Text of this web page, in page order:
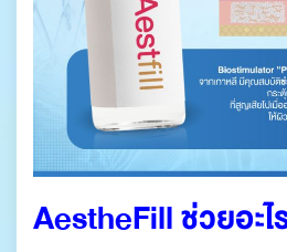
AestheFill ช่วยอะไ